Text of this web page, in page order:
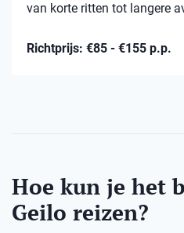
van korte ritten tot langere
Richtprijs: €85 - €155 p.p.
Hoe kun je het
Geilo reizen?